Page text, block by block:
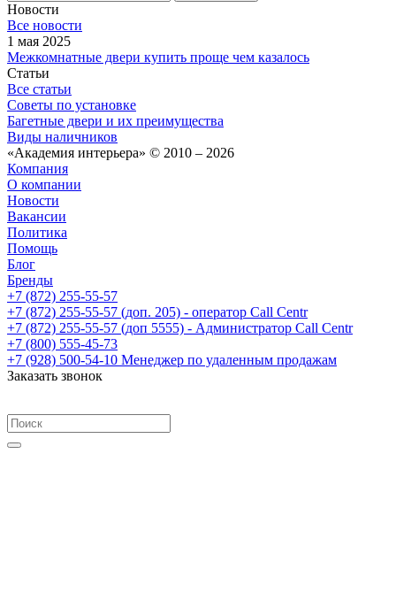
Новости
Все новости
1 мая 2025
Межкомнатные двери купить проще чем казалось
Статьи
Все статьи
Советы по установке
Багетные двери и их преимущества
Виды наличников
«Академия интерьера» © 2010 – 2026
Компания
О компании
Новости
Вакансии
Политика
Помощь
Блог
Бренды
+7 (872) 255-55-57
+7 (872) 255-55-57 (доп. 205) - оператор Call Centr
+7 (872) 255-55-57 (доп 5555) - Администратор Call Centr
+7 (800) 555-45-73
+7 (928) 500-54-10 Менеджер по удаленным продажам
Заказать звонок